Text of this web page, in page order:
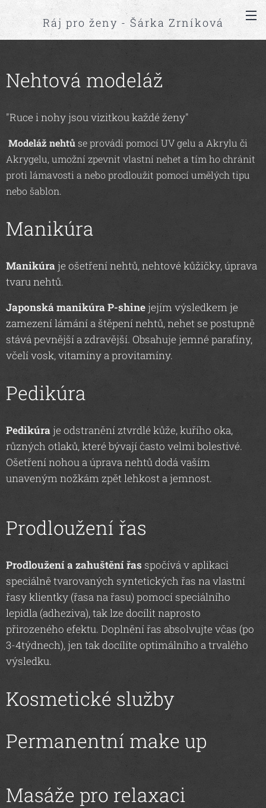
Ráj pro ženy - Šárka Zrníková
Nehtová modeláž
"Ruce i nohy jsou vizitkou každé ženy"
Modeláž nehtůse provádí pomocí UV gelu a Akrylu či
Akrygelu, umožní zpevnit vlastní nehet a tím ho chránit
proti lámavosti a nebo prodloužit pomocí umělých tipu
nebo šablon.
Manikúra
Manikúra je ošetření nehtů, nehtové kůžičky, úprava
tvaru nehtů.
Japonská manikúra P-shine jejím výsledkem je
zamezení lámání a štěpení nehtů, nehet se postupně
stává pevnější a zdravější. Obsahuje jemné parafíny,
včelí vosk, vitamíny a provitamíny.
Pedikúra
Pedikúra je odstranění ztvrdlé kůže, kuřího oka,
různých otlaků, které bývají často velmi bolestivé.
Ošetření nohou a úprava nehtů dodá vaším
unaveným nožkám zpět lehkost a jemnost.
Prodloužení řas
Prodloužení a zahuštění řas spočívá v aplikaci
speciálně tvarovaných syntetických řas na vlastní
řasy klientky (řasa na řasu) pomocí speciálního
lepidla (adheziva), tak lze docílit naprosto
přirozeného efektu. Doplnění řas absolvujte včas (po
3-4týdnech), jen tak docílíte optimálního a trvalého
výsledku.
Kosmetické služby
Permanentní make up
Masáže pro relaxaci